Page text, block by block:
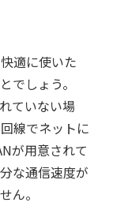
適に使いた
でしょう。
ていない場
線でネットに
が用意されて
な通信速度が
ん。